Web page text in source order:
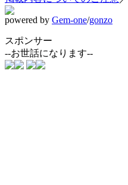
powered by Gem-one/gonzo
スポンサー
--お世話になります--